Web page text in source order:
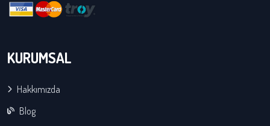
KURUMSAL
Hakkımızda
Blog